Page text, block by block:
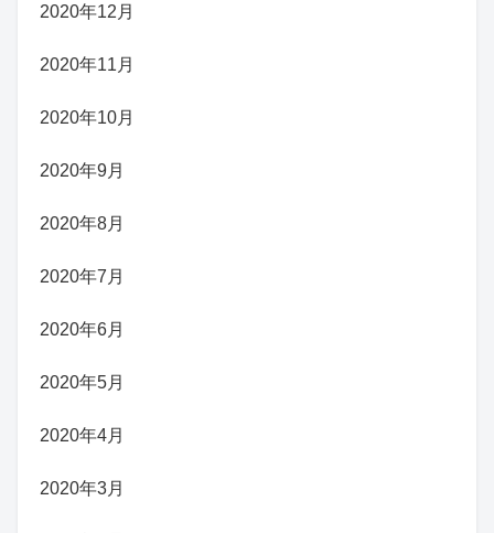
2020年12月
2020年11月
2020年10月
2020年9月
2020年8月
2020年7月
2020年6月
2020年5月
2020年4月
2020年3月